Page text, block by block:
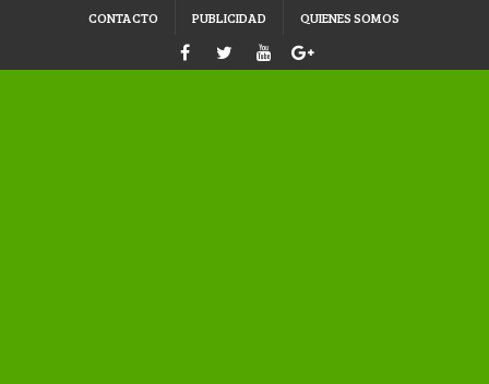
CONTACTO PUBLICIDAD QUIENES SOMOS